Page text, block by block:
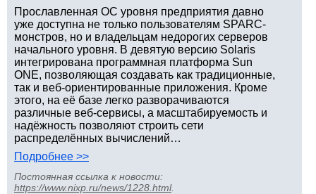
Прославленная ОС уровня предприятия давно
уже доступна не только пользователям SPARC-
монстров, но и владельцам недорогих серверов
начального уровня. В девятую версию Solaris
интегрирована программная платформа Sun
ONE, позволяющая создавать как традиционные,
так и веб-ориентированные приложения. Кроме
этого, на её базе легко разворачиваются
различные веб-сервисы, а масштабируемость и
надёжность позволяют строить сети
распределённых вычислений…
Подробнее >>
Постоянная ссылка к новости:
https://www.nixp.ru/news/1228.html.